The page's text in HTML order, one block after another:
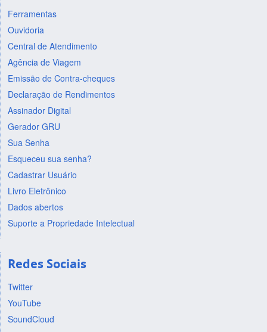
Ferramentas
Ouvidoria
Central de Atendimento
Agência de Viagem
Emissão de Contra-cheques
Declaração de Rendimentos
Assinador Digital
Gerador GRU
Sua Senha
Esqueceu sua senha?
Cadastrar Usuário
Livro Eletrônico
Dados abertos
Suporte a Propriedade Intelectual
Redes Sociais
Twitter
YouTube
SoundCloud